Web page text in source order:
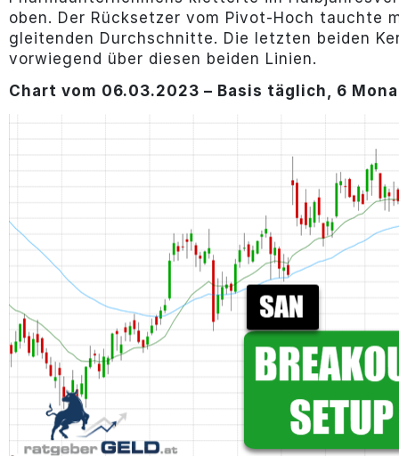
oben. Der Rücksetzer vom Pivot-Hoch tauchte
gleitenden Durchschnitte. Die letzten beiden
vorwiegend über diesen beiden Linien.
Chart vom 06.03.2023 – Basis täglich, 6